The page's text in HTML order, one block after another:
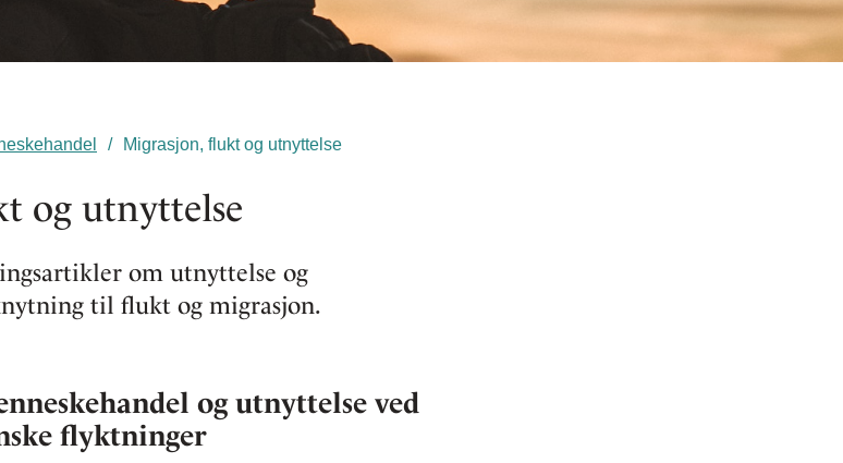
Migrasjon, flukt og utnyttelse
og utnyttelse
om utnyttelse og
til flukt og migrasjon.
og utnyttelse ved
flyktninger